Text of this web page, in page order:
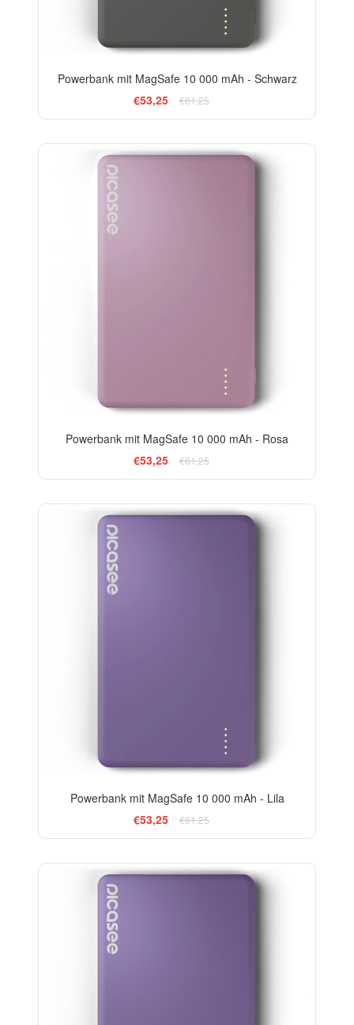
Powerbank mit MagSafe 10 000 mAh - Schwarz
€53,25
€61,25
Powerbank mit MagSafe 10 000 mAh - Rosa
€53,25
€61,25
Powerbank mit MagSafe 10 000 mAh - Lila
€53,25
€61,25